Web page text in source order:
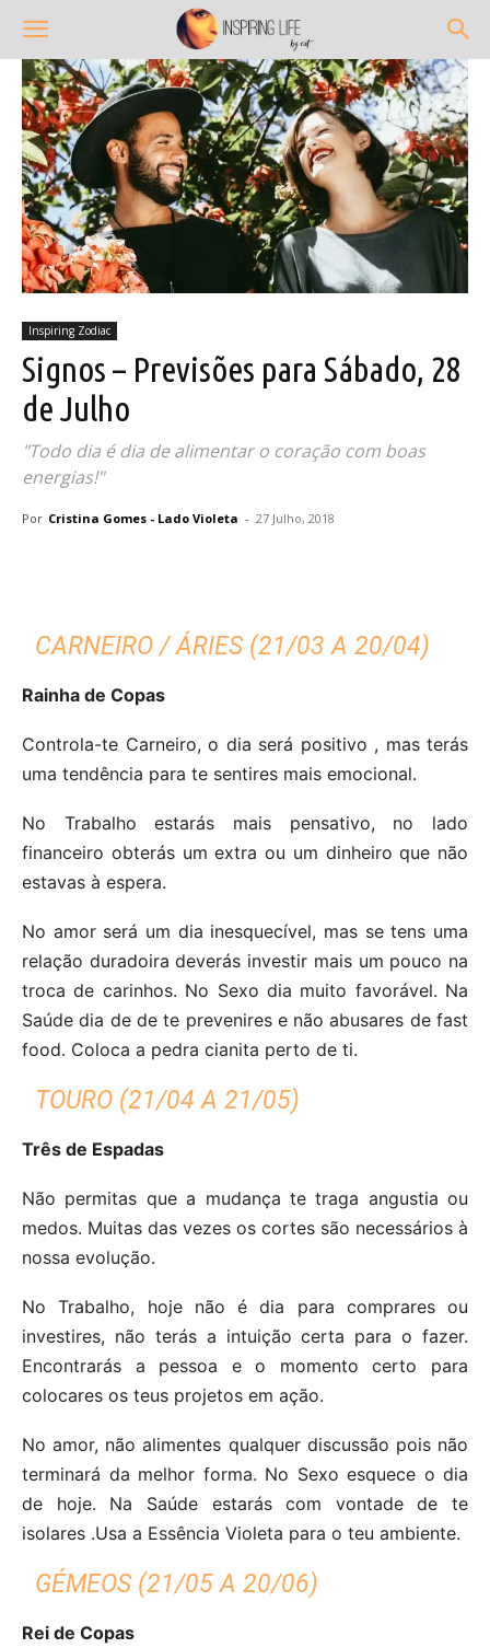
Inspiring Zodiac
Signos – Previsões para Sábado, 28
de Julho
"Todo dia é dia de alimentar o coração com boas
energias!"
Por Cristina Gomes - Lado Violeta - 27 Julho, 2018
CARNEIRO / ÁRIES (21/03 A 20/04)
Rainha de Copas
Controla-te Carneiro, o dia será positivo , mas terás
uma tendência para te sentires mais emocional.
No Trabalho estarás mais pensativo, no lado
financeiro obterás um extra ou um dinheiro que não
estavas à espera.
No amor será um dia inesquecível, mas se tens uma
relação duradoira deverás investir mais um pouco na
troca de carinhos. No Sexo dia muito favorável. Na
Saúde dia de de te prevenires e não abusares de fast
food. Coloca a pedra cianita perto de ti.
TOURO (21/04 A 21/05)
Três de Espadas
Não permitas que a mudança te traga angustia ou
medos. Muitas das vezes os cortes são necessários à
nossa evolução.
No Trabalho, hoje não é dia para comprares ou
investires, não terás a intuição certa para o fazer.
Encontrarás a pessoa e o momento certo para
colocares os teus projetos em ação.
No amor, não alimentes qualquer discussão pois não
terminará da melhor forma. No Sexo esquece o dia
de hoje. Na Saúde estarás com vontade de te
isolares .Usa a Essência Violeta para o teu ambiente.
GÉMEOS (21/05 A 20/06)
Rei de Copas